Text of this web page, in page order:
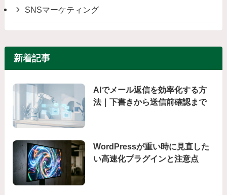
SNSマーケティング
新着記事
AIでメール返信を効率化する方
法｜下書きから送信前確認まで
WordPressが重い時に見直した
い高速化プラグインと注意点